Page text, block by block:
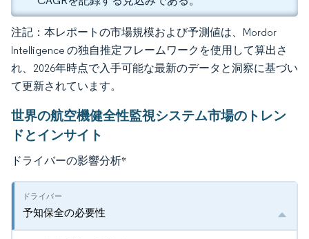
注記：本レポートの市場規模および予測値は、Mordor
Intelligence の独自推定フレームワークを使用して算出さ
れ、2026年時点で入手可能な最新のデータと洞察に基づい
て更新されています。
世界の航空機健全性監視システム市場のトレン
ドとインサイト
ドライバーの影響分析*
予知保全の必要性